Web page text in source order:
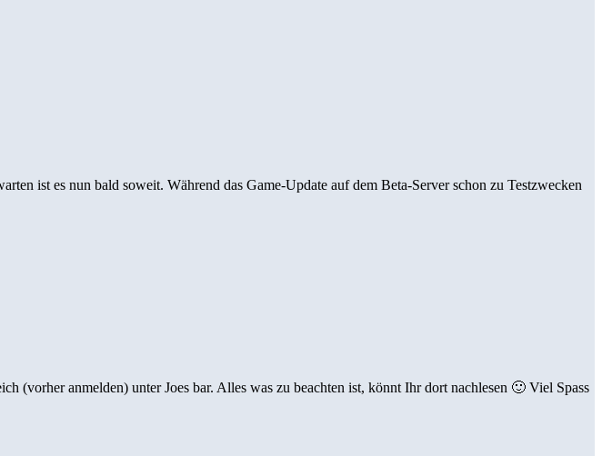
ist es nun bald soweit. Während das Game-Update auf dem Beta-Server schon zu Testzwecken
anmelden) unter Joes bar. Alles was zu beachten ist, könnt Ihr dort nachlesen 🙂 Viel Spass